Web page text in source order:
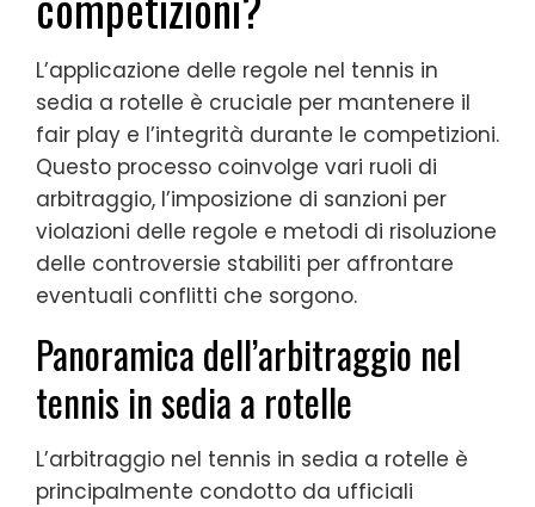
L’applicazione delle regole nel tennis in
sedia a rotelle è cruciale per mantenere il
fair play e l’integrità durante le competizioni.
Questo processo coinvolge vari ruoli di
arbitraggio, l’imposizione di sanzioni per
violazioni delle regole e metodi di risoluzione
delle controversie stabiliti per affrontare
eventuali conflitti che sorgono.
Panoramica dell’arbitraggio nel
tennis in sedia a rotelle
L’arbitraggio nel tennis in sedia a rotelle è
principalmente condotto da ufficiali